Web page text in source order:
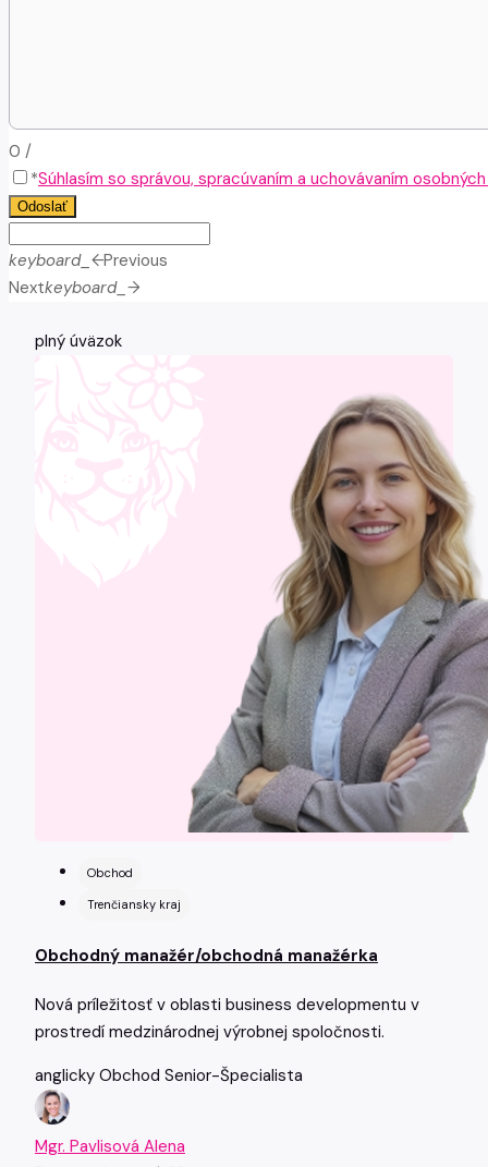
0 /
*Súhlasím so správou, spracúvaním a uchovávaním
Odoslať
keyboard_arrow_leftPrevious
Nextkeyboard_arrow_right
plný úväzok
Obchod
Trenčiansky kraj
Obchodný manažér/obchodná manažérka
Nová príležitosť v oblasti business developmentu v
prostredí medzinárodnej výrobnej spoločnosti.
anglicky Obchod Senior-Špecialista
Mgr. Pavlisová Alena